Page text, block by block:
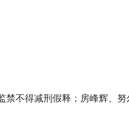
得减刑假释；房峰辉、